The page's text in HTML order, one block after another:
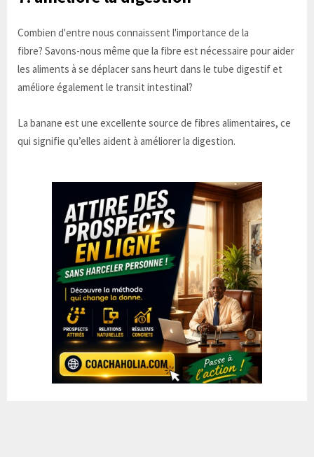
Combien d'entre nous connaissent l'importance de la
fibre? Savons-nous même que la fibre est nécessaire pour aider
les aliments à se déplacer sans heurt dans le tube digestif et
améliore également le transit intestinal?
La banane est une excellente source de fibres alimentaires, ce
qui signifie qu’elles aident à améliorer la digestion.